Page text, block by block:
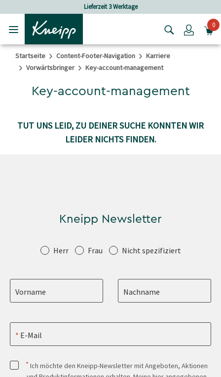
Lieferzeit 3 Werktage
Login0
Startseite Content-Footer-Navigation
Karriere
Vorwärtsbringer
Key-account-management
Key-account-management
TUT UNS LEID, ZU DEINER SUCHE KONNTEN WIR
LEIDER NICHTS FINDEN.
Kneipp Newsletter
Anrede Herr Frau Nicht spezifiziert
Vorname Nachname
E-Mail
* Ich möchte den Kneipp-Newsletter mit Angeboten, Aktionen